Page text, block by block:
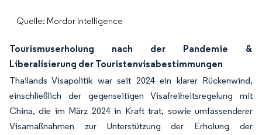
Quelle: Mordor Intelligence
Tourismuserholung nach der Pandemie &
Liberalisierung der Touristenvisabestimmungen
Thailands Visapolitik war seit 2024 ein klarer Rückenwind,
einschließlich der gegenseitigen Visafreiheitsregelung mit
China, die im März 2024 in Kraft trat, sowie umfassenderer
Visamaßnahmen zur Unterstützung der Erholung der